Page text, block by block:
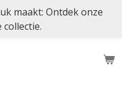
maakt: Ontdek onze